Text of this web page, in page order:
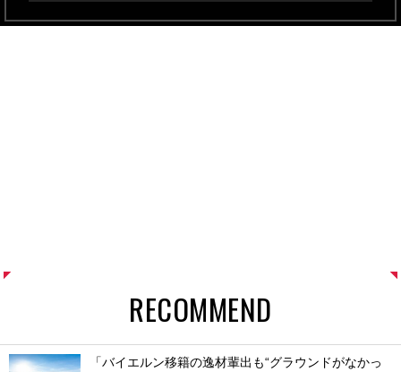
RECOMMEND
「バイエルン移籍の逸材輩出も“グラウンドがなかっ